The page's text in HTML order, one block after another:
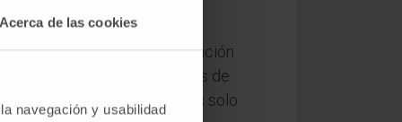
Acerca de las cookies
navegación y usabilidad
complejos I a IV. La fosforilación
textos usen ambos términos de
y la cadena respiratoria es solo